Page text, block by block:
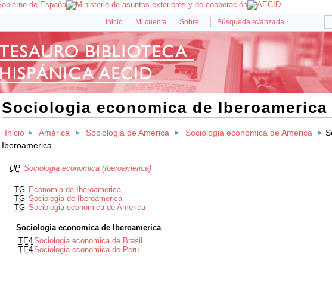
Inicio Mi cuenta Sobre... Búsqueda avanzada
Sociologia economica de Iberoamerica
Inicio América Sociologia de America Sociologia economica de America
Iberoamerica
UP Sociologia economica (Iberoamerica)
TG Economia de Iberoamerica
TG Sociologia de Iberoamerica
TG Sociologia economica de America
Sociologia economica de Iberoamerica
TE4Sociologia economica de Brasil
TE4Sociologia economica de Peru